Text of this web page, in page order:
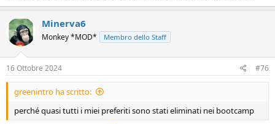
Minerva6
Monkey *MOD* Membro dello Staff
16 Ottobre 2024 #76
greenintro ha scritto:
perché quasi tutti i miei preferiti sono stati eliminati nei bootcamp